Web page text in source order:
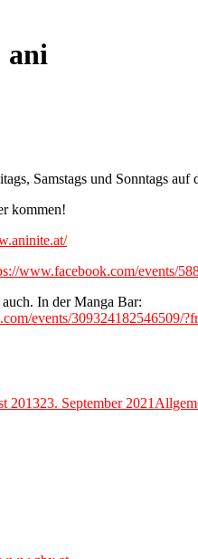
ani
Samstags und Sonntags
kommen!
www.facebook.com/events/
In der Manga Bar:
events/309324182546509/
201323. September 2021